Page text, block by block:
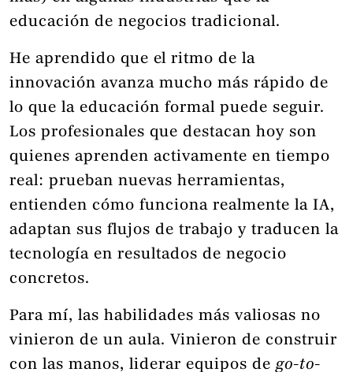
educación de negocios tradicional.
He aprendido que el ritmo de la
innovación avanza mucho más rápido de
lo que la educación formal puede seguir.
Los profesionales que destacan hoy son
quienes aprenden activamente en tiempo
real: prueban nuevas herramientas,
entienden cómo funciona realmente la IA,
adaptan sus flujos de trabajo y traducen la
tecnología en resultados de negocio
concretos.
Para mí, las habilidades más valiosas no
vinieron de un aula. Vinieron de construir
con las manos, liderar equipos de go-to-